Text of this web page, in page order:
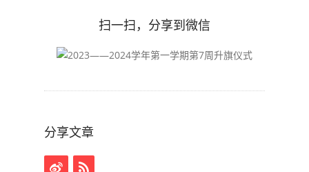
扫一扫，分享到微信
分享文章